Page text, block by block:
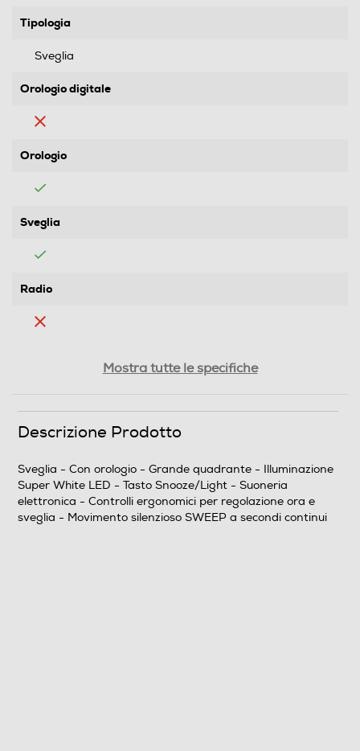
Tipologia
Sveglia
Orologio digitale
Orologio
Sveglia
Radio
Calendario
Mostra tutte le specifiche
Descrizione Prodotto
Sveglia - Con orologio - Grande quadrante - Illuminazione
Super White LED - Tasto Snooze/Light - Suoneria
elettronica - Controlli ergonomici per regolazione ora e
sveglia - Movimento silenzioso SWEEP a secondi continui